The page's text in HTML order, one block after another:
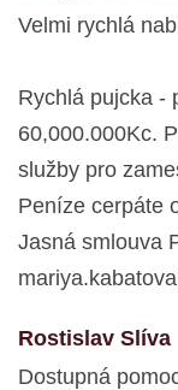
Velmi rychlá
Rychlá pujcka -
60,000.000Kc.
služby pro
Peníze cerpáte
Jasná smlouva
Rostislav Slíva
Dostupná